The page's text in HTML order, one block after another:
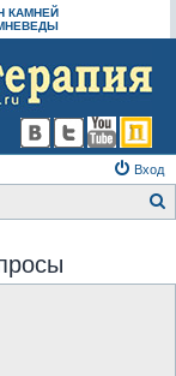
КАМНЕЙ
Вход
с